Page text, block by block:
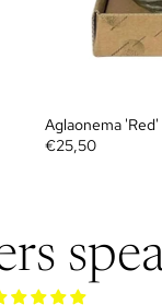
Aglaonema
€25,50